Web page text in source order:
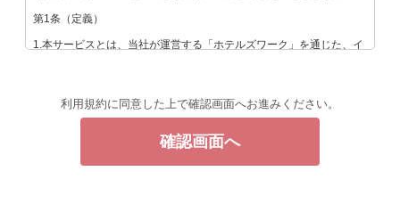
第1条（定義）
1.本サービスとは、当社が運営する「ホテルズワーク」を通じた、イ
2.ユーザーとは、本サービスを利用するすべての方をいいます。
第2条（禁止事項）
ユーザーは、以下の行為を行うことを禁止します。
1.虚偽の情報を登録する行為
利用規約に同意した上で確認画面へお進みください。